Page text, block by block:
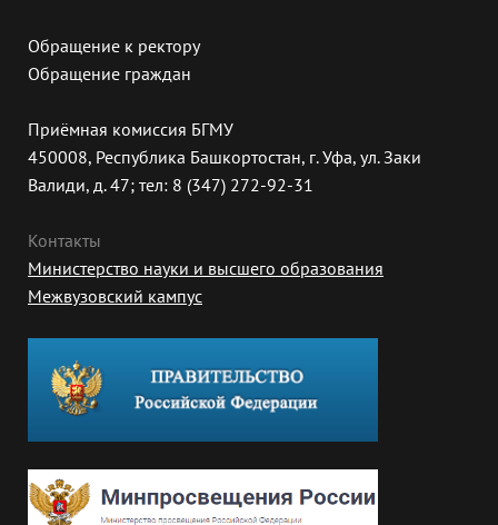
Обращение к ректору
Обращение граждан
Приёмная комиссия БГМУ
450008, Республика Башкортостан, г. Уфа, ул. Заки
Валиди, д. 47; тел: 8 (347) 272-92-31
Контакты
Министерство науки и высшего образования
Межвузовский кампус